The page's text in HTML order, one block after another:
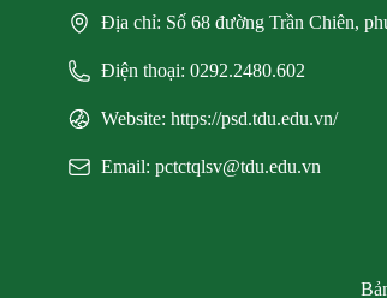
Địa chỉ: Số 68 đường Trần Chiên,
Điện thoại: 0292.2480.602
Website: https://psd.tdu.edu.vn/
Email: pctctqlsv@tdu.edu.vn